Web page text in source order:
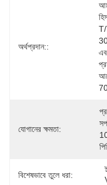
অর্থপ্রদান::
যোগানের ক্ষমতা:
বিশেষভাবে তুলে ধরা: